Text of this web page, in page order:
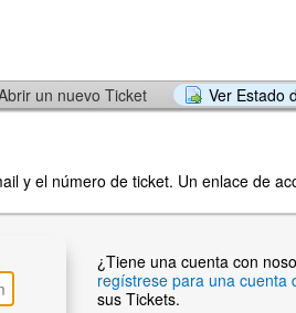
un nuevo Ticket Ver Estado
y el número de ticket. Un enlace de
¿Tiene una cuenta con
regístrese para una cuenta
sus Tickets.